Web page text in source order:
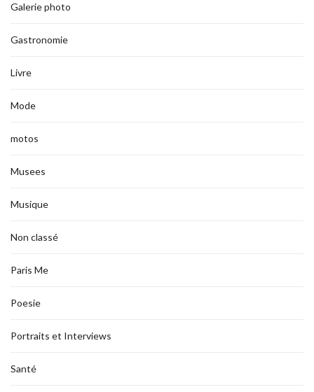
Galerie photo
Gastronomie
Livre
Mode
motos
Musees
Musique
Non classé
Paris Me
Poesie
Portraits et Interviews
Santé